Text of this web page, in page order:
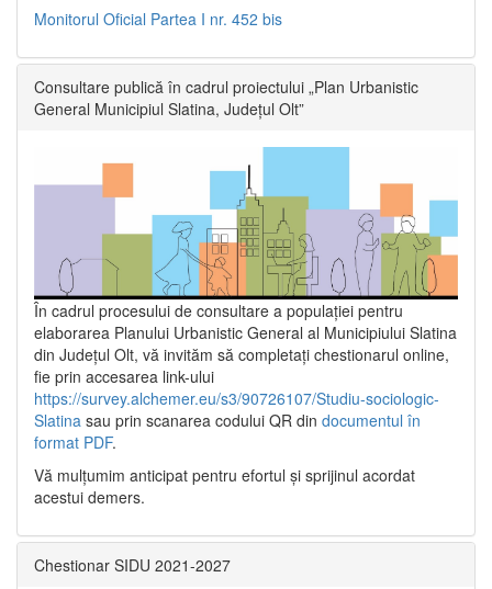
Monitorul Oficial Partea I nr. 452 bis
Consultare publică în cadrul proiectului „Plan Urbanistic
General Municipiul Slatina, Județul Olt”
În cadrul procesului de consultare a populaţiei pentru
elaborarea Planului Urbanistic General al Municipiului Slatina
din Județul Olt, vă invităm să completați chestionarul online,
fie prin accesarea link-ului
https://survey.alchemer.eu/s3/90726107/Studiu-sociologic-
Slatina sau prin scanarea codului QR din documentul în
format PDF.
Vă mulţumim anticipat pentru efortul şi sprijinul acordat
acestui demers.
Chestionar SIDU 2021-2027